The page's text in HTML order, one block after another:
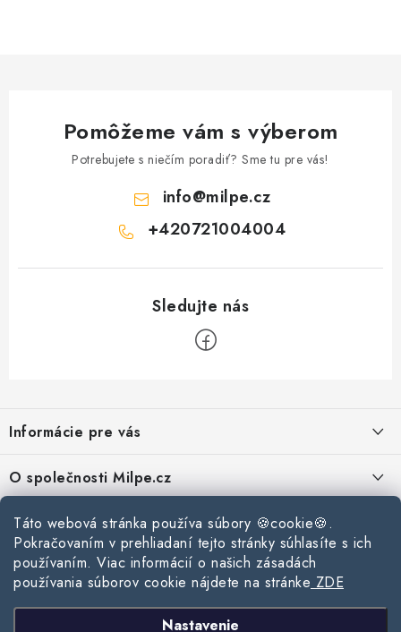
Táto webová stránka používa súbory 🍪cookie🍪.
Pokračovaním v prehliadaní tejto stránky súhlasíte s ich
používaním. Viac informácií o našich zásadách
používania súborov cookie nájdete na stránke ZDE
Nastavenie
Pomôžeme vám s výberom
Potrebujete s niečím poradiť? Sme tu pre vás!
info@milpe.cz
+420721004004
p
ä
t
Informácie pre vás
Zásady používania súborov cookie
Podmínky ochrany osobních údajů
Obchodní podmínky
O společnosti Milpe.cz
O spoločnosti Milpe
Kontakty
Kontaktné informácie
Stavebný blog
Ako vybrať správnu difúznu fóliu pre strechu?
Prijímame online platby